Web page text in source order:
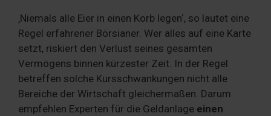
‚Niemals alle Eier in einen Korb legen‘, so lautet eine
Regel erfahrener Börsianer. Wer alles auf eine Karte
setzt, riskiert den Verlust seines gesamten
Vermögens binnen kürzester Zeit. In der Regel
betreffen solche Kursschwankungen nicht alle
Bereiche der Wirtschaft gleichermaßen. Darum
empfehlen Experten für die Geldanlage einen